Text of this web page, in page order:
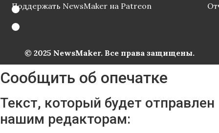
Поддержать NewsMaker на Patreon
© 2025 NewsMaker. Все права защищены.
Сообщить об опечатке
Текст, который будет отправлен
нашим редакторам: